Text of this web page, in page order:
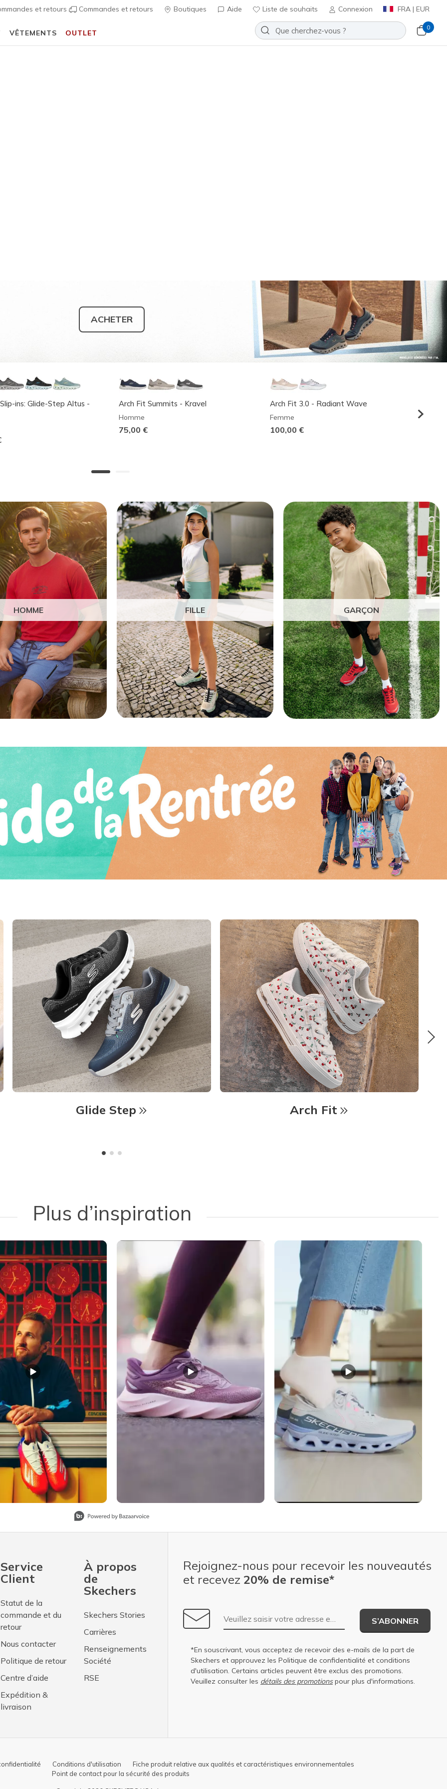
et retours Commandes et retours Boutiques Aide Liste de souhaits Connexion FRA | EUR
VÊTEMENTS OUTLET
0
ACHETER
ins: Glide-Step Altus -
Arch Fit Summits - Kravel
Homme
75,00 €
Arch Fit 3.0 - Radiant Wave
Femme
100,00 €
Homme
HOMME FILLE GARÇON
Glide Step Arch Fit
Plus d’inspiration
Service
Client
Statut de la
commande et du
retour
Nous contacter
Politique de retour
Centre d’aide
Expédition &
livraison
À propos
de
Skechers
Skechers Stories
Carrières
Renseignements
Société
RSE
Rejoignez-nous pour recevoir les nouveautés
et recevez 20% de remise*
Adresse e-mail
S’ABONNER
*En souscrivant, vous acceptez de recevoir des e-mails de la part de
Skechers et approuvez les Politique de confidentialité et conditions
d'utilisation. Certains articles peuvent être exclus des promotions.
Veuillez consulter les détails des promotionspour plus d'informations.
Conditions d'utilisation
Fiche produit relative aux qualités et caractéristiques environnementales
Point de contact pour la sécurité des produits